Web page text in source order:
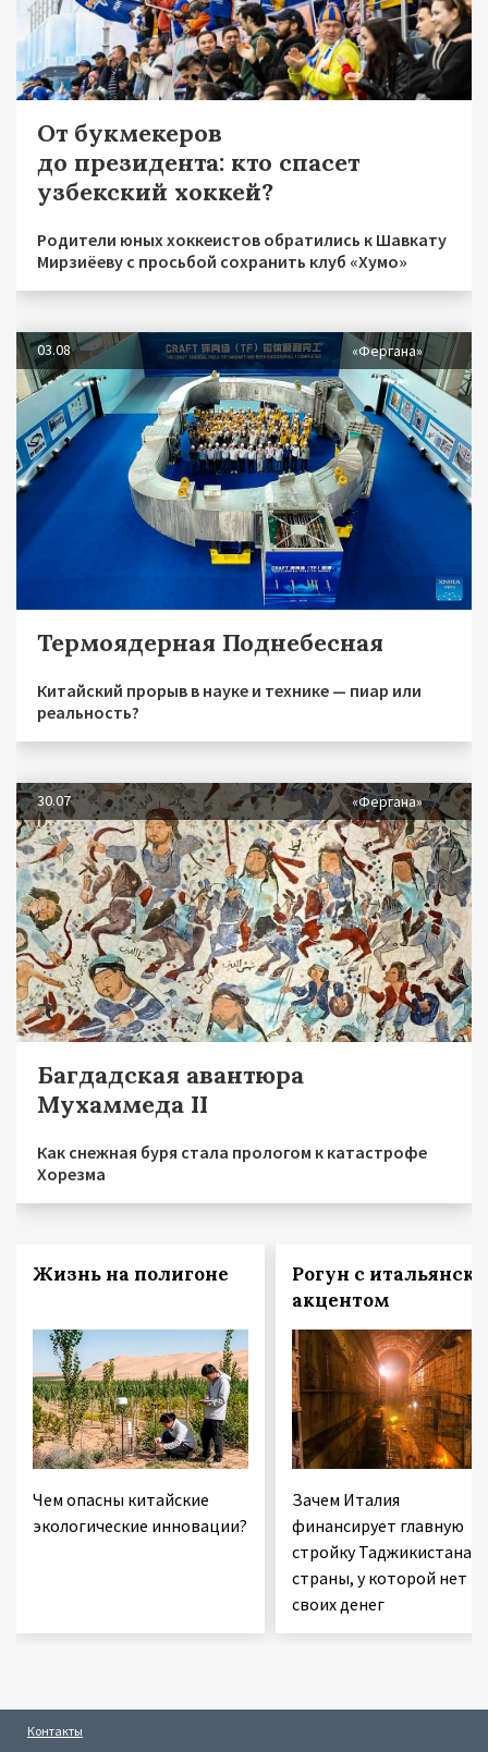
От букмекеров
до президента: кто спасет
узбекский хоккей?
Родители юных хоккеистов обратились к Шавкату
Мирзиёеву с просьбой сохранить клуб «Хумо»
03.08 «Фергана»
Термоядерная Поднебесная
Китайский прорыв в науке и технике — пиар или
реальность?
30.07 «Фергана»
Багдадская авантюра
Мухаммеда II
Как снежная буря стала прологом к катастрофе
Хорезма
Жизнь на полигоне
Чем опасны китайские
экологические инновации?
Рогун с
акцентом
Зачем Италия
финансирует главную
стройку Таджикистана —
страны, у которой нет
своих денег
Контакты